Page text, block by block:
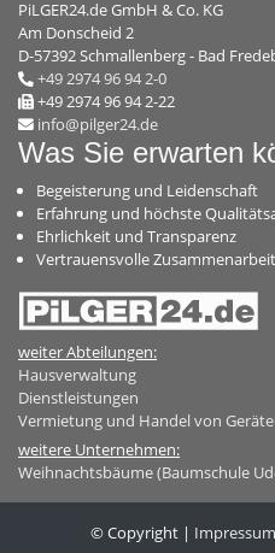
PiLGER24.de GmbH & Co. KG
Am Donscheid 2
D-57392 Schmallenberg - Bad
+49 2974 96 94 2-0
+49 2974 96 94 2-22
info@pilger24.de
Was Sie erwarten
Begeisterung und Leidenschaft
Erfahrung und höchste
Ehrlichkeit und Transparenz
Vertrauensvolle Zusammenarbeit
weiter Abteilungen:
Hausverwaltung
Dienstleistungen
Vermietung und Handel von
weitere Unternehmen:
Weihnachtsbäume (Baumschule
© Copyright | Impressum